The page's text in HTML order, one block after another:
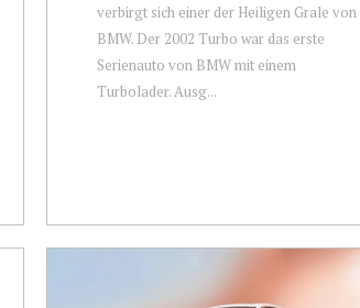
verbirgt sich einer der Heiligen Grale von
BMW. Der 2002 Turbo war das erste
Serienauto von BMW mit einem
Turbolader. Ausg...